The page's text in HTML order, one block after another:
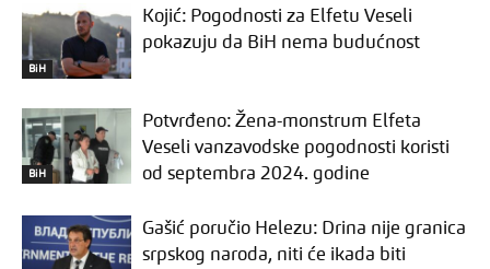
BiH
Kojić: Pogodnosti za Elfetu Veseli
pokazuju da BiH nema budućnost
BiH
Potvrđeno: Žena-monstrum Elfeta
Veseli vanzavodske pogodnosti koristi
od septembra 2024. godine
Gašić poručio Helezu: Drina nije granica
srpskog naroda, niti će ikada biti